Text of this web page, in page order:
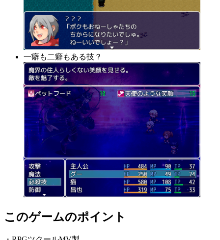
一癖も二癖もある技？
このゲームのポイント